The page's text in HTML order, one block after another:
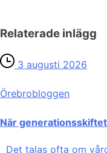
Relaterade inlägg
3 augusti 2026
Örebro­bloggen
När
Det talas ofta om